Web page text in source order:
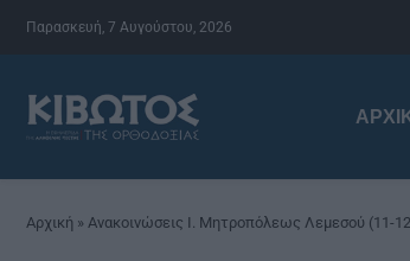
Παρασκευή, 7 Αυγούστου, 2026
Αρχική » Ανακοινώσεις Ι. Μητροπόλεως Λεμεσού (11-